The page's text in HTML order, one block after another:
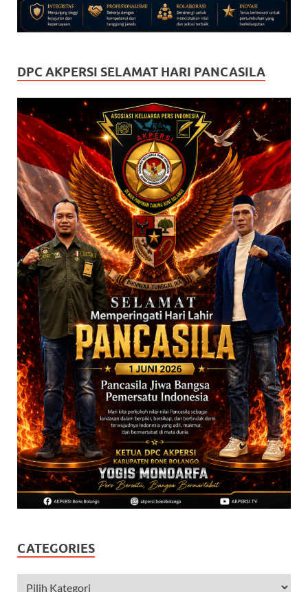
DPC AKPERSI SELAMAT HARI PANCASILA
CATEGORIES